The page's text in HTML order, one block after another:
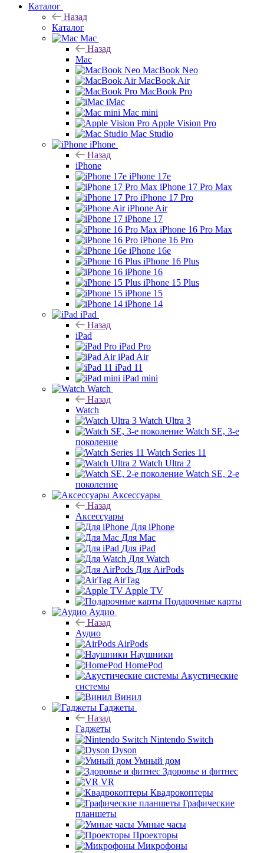
Каталог
Назад
Каталог
Mac
Назад
Mac
MacBook Neo
MacBook Air
MacBook Pro
iMac
Mac mini
Apple Vision Pro
Mac Studio
iPhone
Назад
iPhone
iPhone 17e
iPhone 17 Pro Max
iPhone 17 Pro
iPhone Air
iPhone 17
iPhone 16 Pro Max
iPhone 16 Pro
iPhone 16e
iPhone 16 Plus
iPhone 16
iPhone 15 Plus
iPhone 15
iPhone 14
iPad
Назад
iPad
iPad Pro
iPad Air
iPad 11
iPad mini
Watch
Назад
Watch
Watch Ultra 3
Watch SE, 3-е
поколение
Watch Series 11
Watch Ultra 2
Watch SE, 2-е
поколение
Аксессуары
Назад
Аксессуары
Для iPhone
Для Mac
Для iPad
Для Watch
Для AirPods
AirTag
Apple TV
Подарочные карты
Аудио
Назад
Аудио
AirPods
Наушники
HomePod
Акустические
системы
Винил
Гаджеты
Назад
Гаджеты
Nintendo Switch
Dyson
Умный дом
Здоровье и фитнес
VR
Квадрокоптеры
Графические
планшеты
Умные часы
Проекторы
Микрофоны